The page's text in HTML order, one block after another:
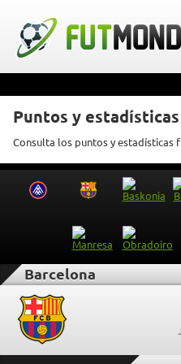
Puntos y
Consulta los puntos y estadísticas
Barcelona